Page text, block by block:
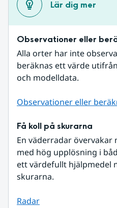
Lär dig mer
Observationer eller
Alla orter har inte
beräknas ett värde
och modelldata.
Observationer eller
Få koll på skurarna
En väderradar
med hög upplösning i
ett värdefullt hjälpmedel
skurarna.
Radar